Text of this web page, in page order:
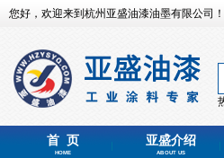
您好，欢迎来到杭州亚盛油漆油墨有限公司！
首 页
HOME
亚盛介绍
ABOUT US